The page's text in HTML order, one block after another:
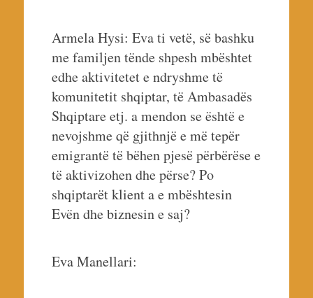
Armela Hysi: Eva ti vetë, së bashku
me familjen tënde shpesh mbështet
edhe aktivitetet e ndryshme të
komunitetit shqiptar, të Ambasadës
Shqiptare etj. a mendon se është e
nevojshme që gjithnjë e më tepër
emigrantë të bëhen pjesë përbërëse e
të aktivizohen dhe përse? Po
shqiptarët klient a e mbështesin
Evën dhe biznesin e saj?
Eva Manellari: